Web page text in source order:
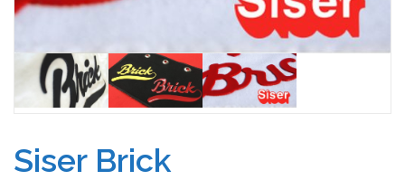
Siser Brick